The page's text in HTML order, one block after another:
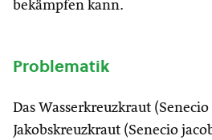
bekämpfen kann.
Problematik
Das Wasserkreuzkraut
Jakobskreuzkraut (Senecio